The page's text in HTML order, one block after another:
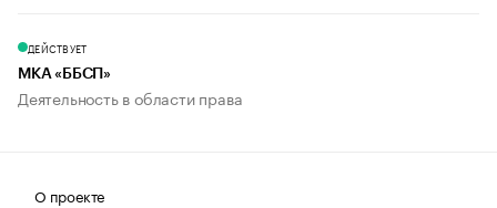
ДЕЙСТВУЕТ
МКА «ББСП»
Деятельность в области права
О проекте